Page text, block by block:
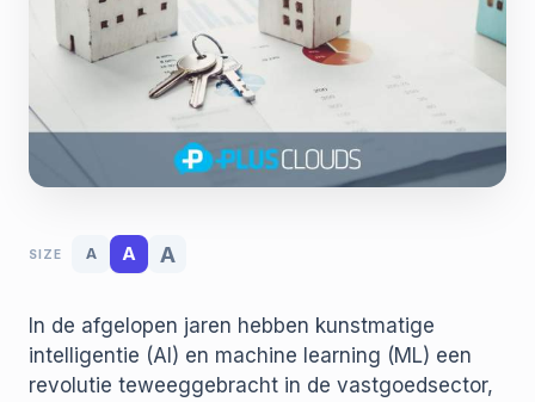
SIZE A A A
In de afgelopen jaren hebben kunstmatige
intelligentie (AI) en machine learning (ML) een
revolutie teweeggebracht in de vastgoedsector,